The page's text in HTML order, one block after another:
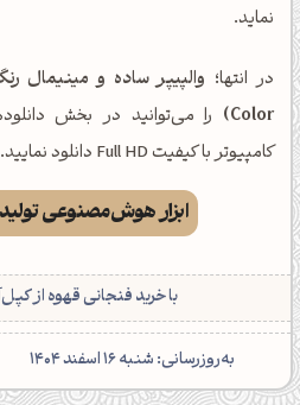
نماید.
در انتها؛
Color)
را می‌توانید در بخش
کامپیوتر با کیفیت Full HD دانلود نمایید.
ابزار هوش‌مصنوعی
با خرید فنجانی قهوه از
‌به‌روزرسانی: شنبه 16 اسفند 1404